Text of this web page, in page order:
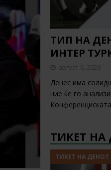
ТИП НА
ИНТЕР
август 6, 2026
Денес има
ние ќе го
ТИКЕТ НА
ТИКЕТ НА ДЕНОТ